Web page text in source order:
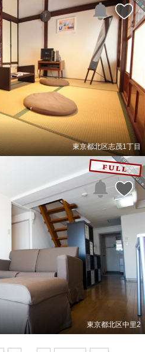
東京都北区志茂1丁目
東京都北区中里2